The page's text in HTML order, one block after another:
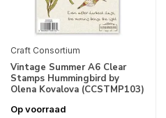
Craft Consortium
Vintage Summer A6 Clear
Stamps Hummingbird by
Olena Kovalova (CCSTMP103)
Op voorraad